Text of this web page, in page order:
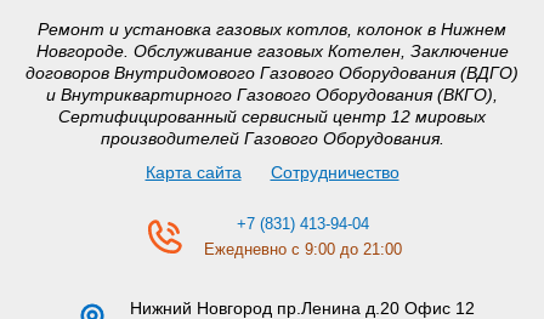
Ремонт и установка газовых котлов, колонок в Нижнем
Новгороде. Обслуживание газовых Котелен, Заключение
договоров Внутридомового Газового Оборудования (ВДГО)
и Внутриквартирного Газового Оборудования (ВКГО),
Сертифицированный сервисный центр 12 мировых
производителей Газового Оборудования.
Карта сайта
Сотрудничество
+7 (831) 413-94-04
Ежедневно с 9:00 до 21:00
Нижний Новгород пр.Ленина д.20 Офис 12